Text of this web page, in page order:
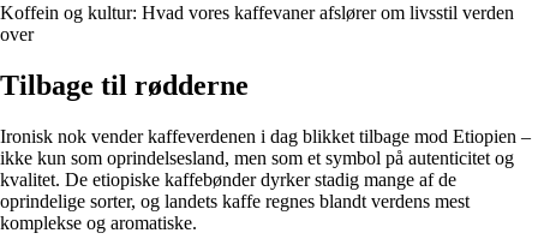
Koffein og kultur: Hvad vores kaffevaner afslører om livsstil verden
over
Tilbage til rødderne
Ironisk nok vender kaffeverdenen i dag blikket tilbage mod Etiopien –
ikke kun som oprindelsesland, men som et symbol på autenticitet og
kvalitet. De etiopiske kaffebønder dyrker stadig mange af de
oprindelige sorter, og landets kaffe regnes blandt verdens mest
komplekse og aromatiske.